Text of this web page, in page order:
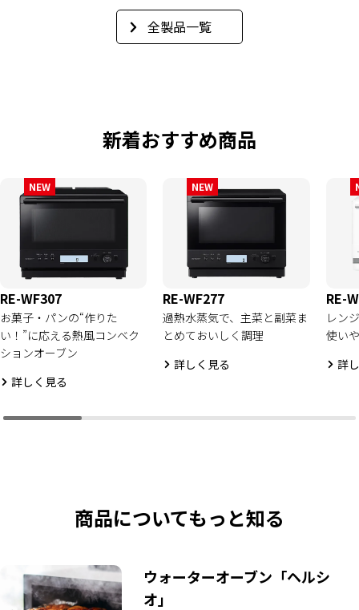
全製品一覧
新着おすすめ商品
NEW
RE-WF307
お菓子・パンの“作りた
い！”に応える熱風コンベク
ションオーブン
詳しく見る
NEW
RE-WF277
過熱水蒸気で、主菜と副菜ま
とめておいしく調理
詳しく見る
RE-
レン
使い
詳
商品についてもっと知る
ウォーターオーブン「ヘルシ
オ」